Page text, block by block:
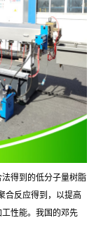
得到的低分子量树脂
合反应得到，以提高
性能。我国的邓先